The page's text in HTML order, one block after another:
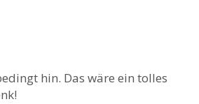
hin. Das wäre ein tolles